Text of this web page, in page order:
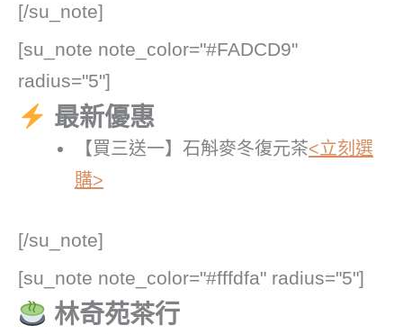
[/su_note]
[su_note note_color="#FADCD9"
radius="5"]
最新優惠
【買三送一】石斛麥冬復元茶<立刻選
購>
[/su_note]
[su_note note_color="#fffdfa" radius="5"]
林奇苑茶行